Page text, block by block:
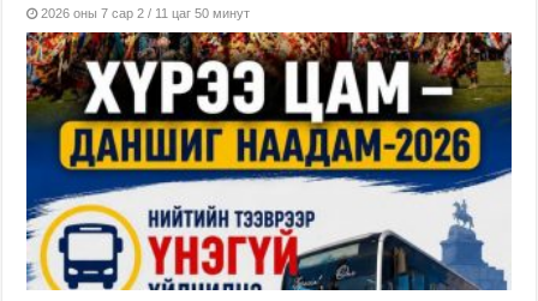
2026 оны 7 сар 2 / 11 цаг 50 минут